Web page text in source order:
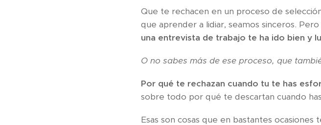
Que te rechacen en un proceso de
que aprender a lidiar, seamos sinceros.
una entrevista de trabajo te ha ido bien y
O no sabes más de ese proceso, que
Por qué te rechazan cuando tu te has
sobre todo por qué te descartan cuando
Esas son cosas que en bastantes ocasiones